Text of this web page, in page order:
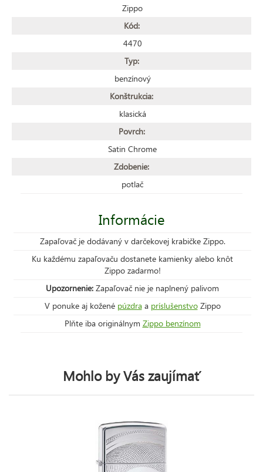
Zippo
Kód:
4470
Typ:
benzínový
Konštrukcia:
klasická
Povrch:
Satin Chrome
Zdobenie:
potlač
Informácie
Zapaľovač je dodávaný v darčekovej krabičke Zippo.
Ku každému zapaľovaču dostanete kamienky alebo knôt
Zippo zadarmo!
Upozornenie: Zapaľovač nie je naplnený palivom
V ponuke aj kožené púzdraa príslušenstvoZippo
Plňte iba originálnym Zippo benzínom
Mohlo by Vás zaujímať